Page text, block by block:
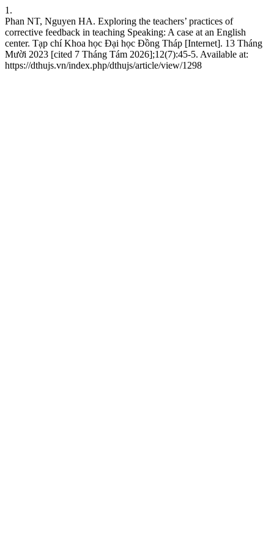
1.
Phan NT, Nguyen HA. Exploring the teachers’ practices of
corrective feedback in teaching Speaking: A case at an English
center. Tạp chí Khoa học Đại học Đồng Tháp [Internet]. 13 Tháng
Mười 2023 [cited 7 Tháng Tám 2026];12(7):45-5. Available at:
https://dthujs.vn/index.php/dthujs/article/view/1298